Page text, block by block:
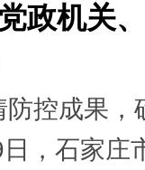
政机关
控成果，
，石家庄